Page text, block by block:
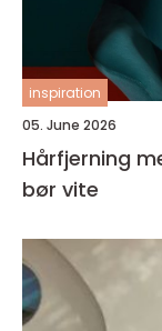
inspiration
05. June 2026
Hårfjerning metoder, resultater og hva du
bør vite